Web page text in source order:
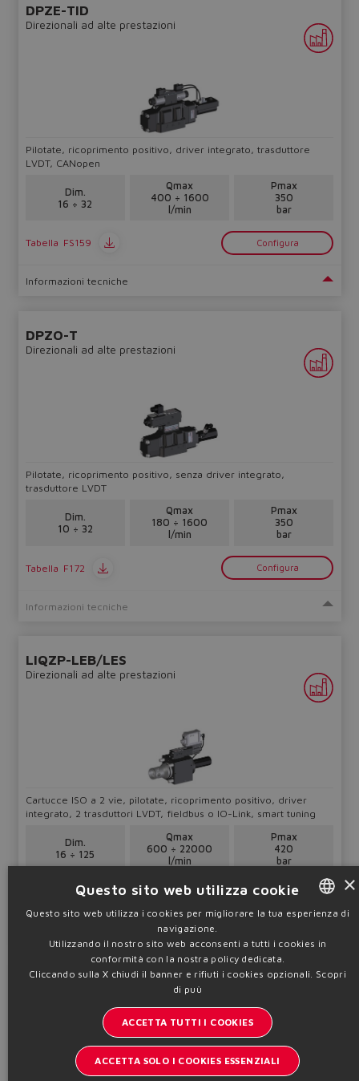
DPZE-TID
Direzionali ad alte prestazioni
Pilotate, ricoprimento positivo, driver integrato, trasduttore
LVDT, CANopen
Dim.
16 ÷ 32
Qmax
400 ÷ 1600
l/min
Pmax
350
bar
Tabella FS159 Configura
Informazioni tecniche
DPZO-T
Direzionali ad alte prestazioni
Pilotate, ricoprimento positivo, senza driver integrato,
trasduttore LVDT
Dim.
10 ÷ 32
Qmax
180 ÷ 1600
l/min
Pmax
350
bar
Tabella F172 Configura
Informazioni tecniche
LIQZP-LEB/LES
Direzionali ad alte prestazioni
Cartucce ISO a 2 vie, pilotate, ricoprimento positivo, driver
integrato, 2 trasduttori LVDT, fieldbus o IO-Link, smart tuning
Dim.
16 ÷ 125
Qmax
600 ÷ 22000
l/min
Pmax
420
bar
FS330 Configura
GERMAN
×
Questo sito web utilizza cookie
Questo sito web utilizza i cookies per migliorare la tua esperienza di
navigazione.
Utilizzando il nostro sito web acconsenti a tutti i cookies in
conformità con la nostra policy dedicata.
Cliccando sulla X chiudi il banner e rifiuti i cookies opzionali. Scopri
di puù
ACCETTA TUTTI I COOKIES
ACCETTA SOLO I COOKIES ESSENZIALI